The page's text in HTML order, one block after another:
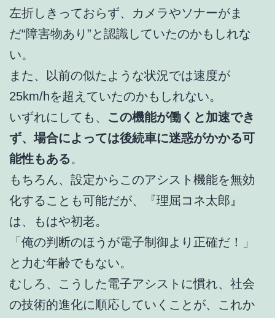
左折しきっておらず、カメラやソナーがま
だ“障害物あり”と認識していたのかもしれな
い。
また、以前の似たような状況では速度が
25km/hを超えていたのかもしれない。
いずれにしても、 この機能が働くと加速でき
ず、場合によっては後続車に迷惑がかかる可
能性もある。
もちろん、設定からこのアシスト機能を無効
化することも可能だが、『理屈コネ太郎』
は、もはや初老。
「俺の判断のほうが電子制御より正確だ！」
と力む年齢でもない。
むしろ、こうした電子アシストに慣れ、社会
の技術的進化に順応していくことが、これか